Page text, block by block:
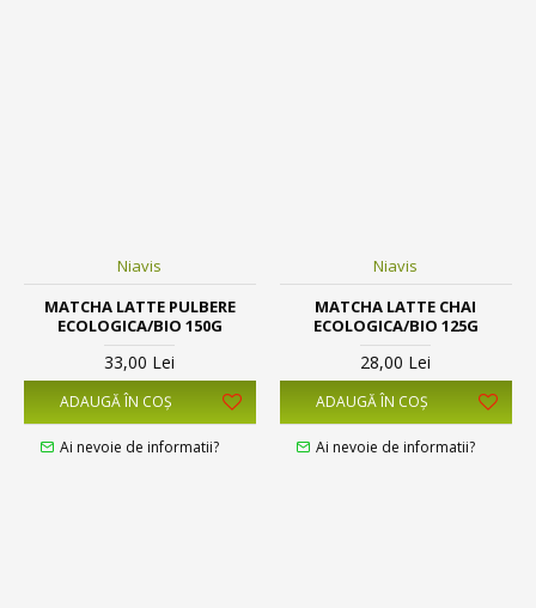
Niavis
MATCHA LATTE PULBERE
ECOLOGICA/BIO 150G
33,00 Lei
ADAUGĂ ÎN COŞ
Ai nevoie de informatii?
Niavis
MATCHA LATTE CHAI
ECOLOGICA/BIO 125G
28,00 Lei
ADAUGĂ ÎN COŞ
Ai nevoie de informatii?